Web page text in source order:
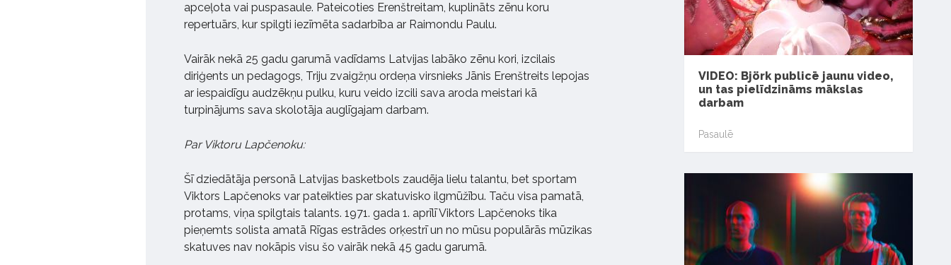
apceļota vai puspasaule. Pateicoties Erenštreitam, kuplināts zēnu koru
repertuārs, kur spilgti iezīmēta sadarbība ar Raimondu Paulu.
Vairāk nekā 25 gadu garumā vadīdams Latvijas labāko zēnu kori, izcilais
diriģents un pedagogs, Triju zvaigžņu ordeņa virsnieks Jānis Erenštreits lepojas
ar iespaidīgu audzēkņu pulku, kuru veido izcili sava aroda meistari kā
turpinājums sava skolotāja auglīgajam darbam.
Par Viktoru Lapčenoku:
Šī dziedātāja personā Latvijas basketbols zaudēja lielu talantu, bet sportam
Viktors Lapčenoks var pateikties par skatuvisko ilgmūžību. Taču visa pamatā,
protams, viņa spilgtais talants. 1971. gada 1. aprīlī Viktors Lapčenoks tika
pieņemts solista amatā Rīgas estrādes orķestrī un no mūsu populārās mūzikas
skatuves nav nokāpis visu šo vairāk nekā 45 gadu garumā.
VIDEO: Björk publicē jaunu video,
un tas pielīdzināms mākslas
darbam
Pasaulē